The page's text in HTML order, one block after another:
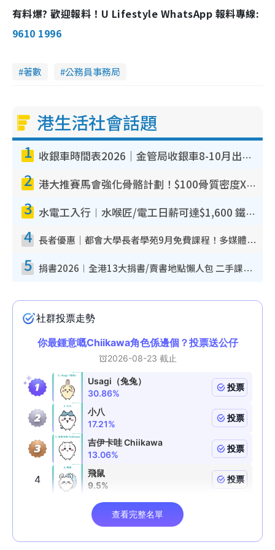
有料爆? 歡迎報料！U Lifestyle WhatsApp 報料專線:
9610 1996
著數 公務員事務局
港生活社會話題
1 收銀車時間表2026｜金管局收銀車8-10月出沒地點+時間！無須手續費！硬幣免費轉現鈔或增值至八達通
2 港大推賽馬會強化骨骼計劃！$100骨質密度X光檢查 完成免費運動訓練送超市禮券！附參加資格
3 水電工入行︱水喉匠/電工日薪可達$1,600 鐵飯碗職業難被AI取代！附薪酬參考＋入行考牌途徑
4 長者優惠｜都會大學長者學苑9月免費課程！多媒體/微電影創作/網絡安全 附報名方法教學
5 捐書2026︱全港13大捐書/賣書地點懶人包 二手課本最高$150＋舊書換免費咖啡/戲票